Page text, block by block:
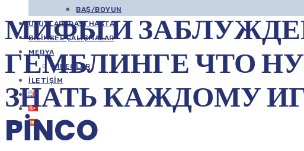
BAŞ/BOYUN
ULUSLARARASI HASTA
BILIMSEL ÇALIŞMALAR
MEDYA
VIDEOLAR
İLETIŞIM
МИФЫ И
ГЕМБЛИНГЕ ЧТО
ЗНАТЬ КАЖДОМУ
PINCO